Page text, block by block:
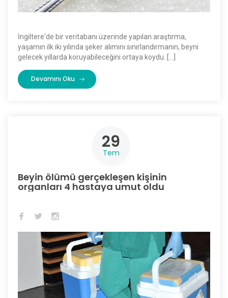
İngiltere'de bir veritabanı üzerinde yapılan araştırma,
yaşamın ilk iki yılında şeker alımını sınırlandırmanın, beyni
gelecek yıllarda koruyabileceğini ortaya koydu. […]
Devamını Oku
29
Tem
Beyin ölümü gerçekleşen kişinin
organları 4 hastaya umut oldu